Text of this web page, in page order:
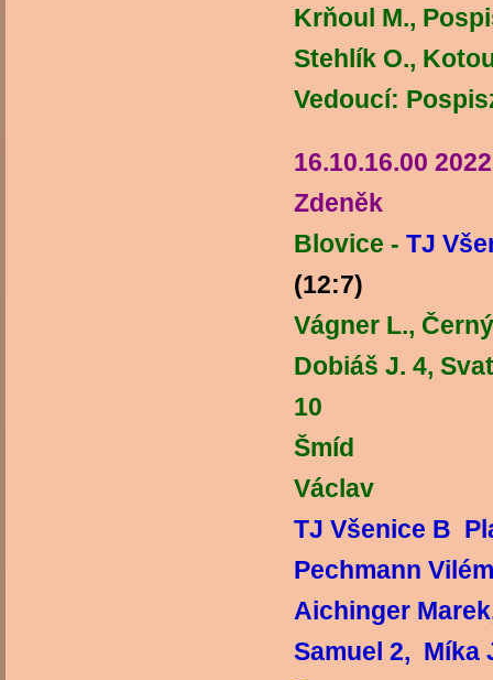
Krňoul M.,
Stehlík O.,
Vedoucí:
16.10.16.00
Zdeněk
Blovice - TJ
(12:7)
Vágner L.,
Dobiáš J. 4,
10
Šmíd
Václav
TJ Všenice B
Pechmann
Aichinger
Samuel 2, Míka